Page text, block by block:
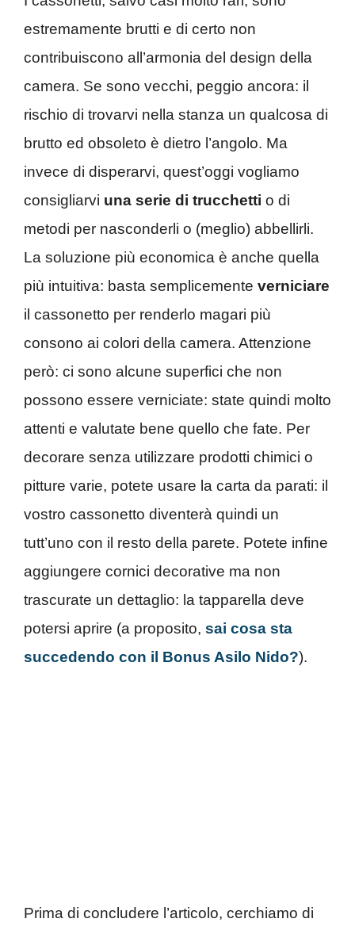
estremamente brutti e di certo non
contribuiscono all’armonia del design della
camera. Se sono vecchi, peggio ancora: il
rischio di trovarvi nella stanza un qualcosa di
brutto ed obsoleto è dietro l’angolo. Ma
invece di disperarvi, quest’oggi vogliamo
consigliarvi una serie di trucchetti o di
metodi per nasconderli o (meglio) abbellirli.
La soluzione più economica è anche quella
più intuitiva: basta semplicemente verniciare
il cassonetto per renderlo magari più
consono ai colori della camera. Attenzione
però: ci sono alcune superfici che non
possono essere verniciate: state quindi molto
attenti e valutate bene quello che fate. Per
decorare senza utilizzare prodotti chimici o
pitture varie, potete usare la carta da parati: il
vostro cassonetto diventerà quindi un
tutt’uno con il resto della parete. Potete infine
aggiungere cornici decorative ma non
trascurate un dettaglio: la tapparella deve
potersi aprire (a proposito, sai cosa sta
succedendo con il Bonus Asilo Nido?).
Prima di concludere l’articolo, cerchiamo di